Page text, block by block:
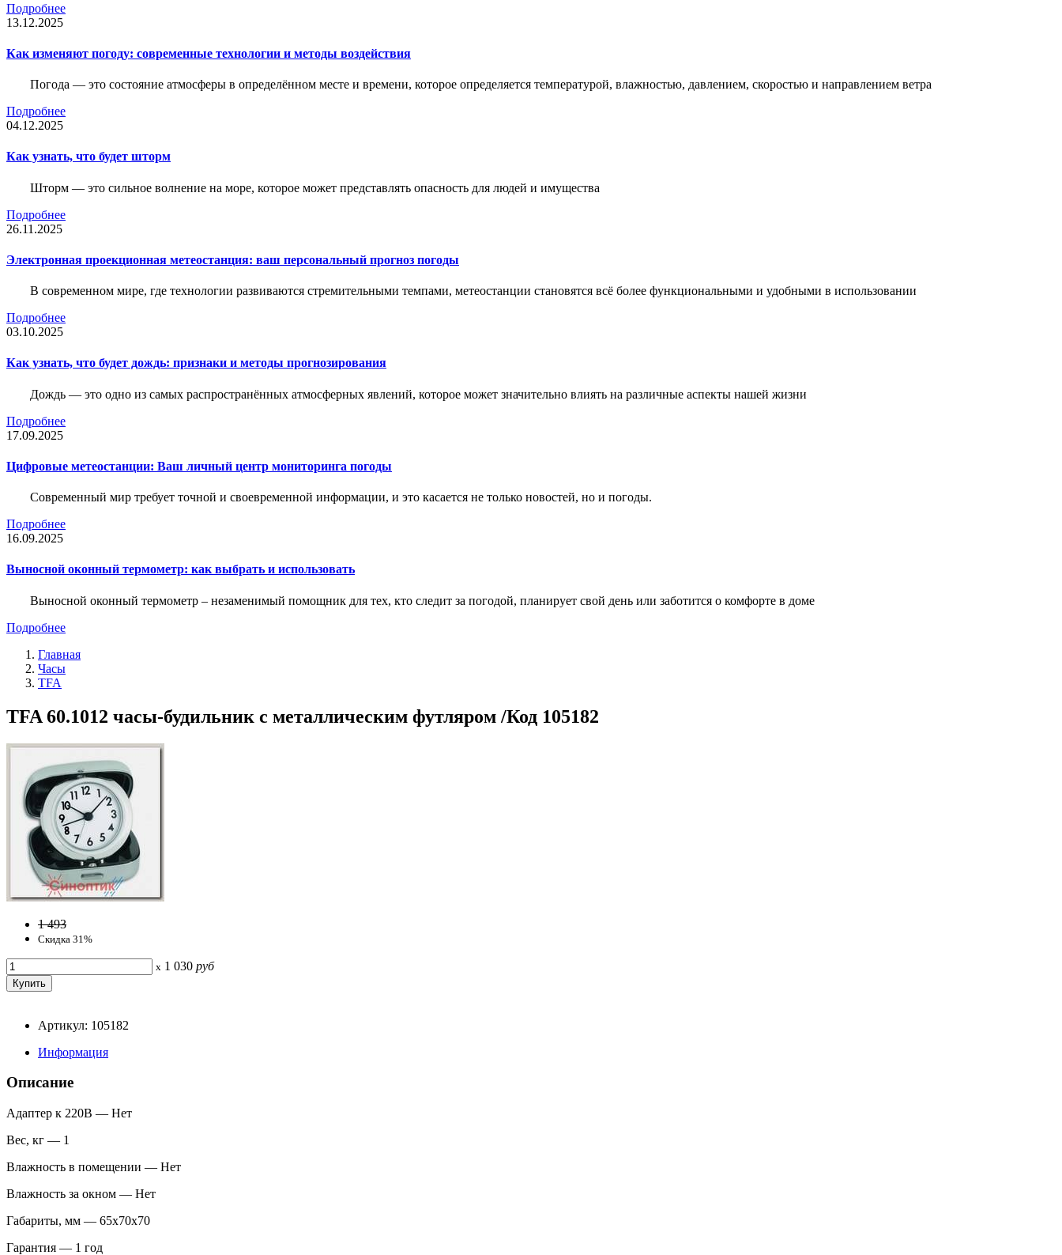
Подробнее
13.12.2025
Как изменяют погоду: современные технологии и методы воздействия
Погода — это состояние атмосферы в определённом месте и времени, которое определяется температурой, влажностью, давлением, скоростью и направлением ветра
Подробнее
04.12.2025
Как узнать, что будет шторм
Шторм — это сильное волнение на море, которое может представлять опасность для людей и имущества
Подробнее
26.11.2025
Электронная проекционная метеостанция: ваш персональный прогноз погоды
В современном мире, где технологии развиваются стремительными темпами, метеостанции становятся всё более функциональными и удобными в использовании
Подробнее
03.10.2025
Как узнать, что будет дождь: признаки и методы прогнозирования
Дождь — это одно из самых распространённых атмосферных явлений, которое может значительно влиять на различные аспекты нашей жизни
Подробнее
17.09.2025
Цифровые метеостанции: Ваш личный центр мониторинга погоды
Современный мир требует точной и своевременной информации, и это касается не только новостей, но и погоды.
Подробнее
16.09.2025
Выносной оконный термометр: как выбрать и использовать
Выносной оконный термометр – незаменимый помощник для тех, кто следит за погодой, планирует свой день или заботится о комфорте в доме
Подробнее
Главная
Часы
TFA
TFA 60.1012 часы-будильник с металлическим футляром /Код 105182
1 493
Скидка 31%
x 1 030 руб
Артикул: 105182
Информация
Описание
Адаптер к 220В — Нет
Вес, кг — 1
Влажность в помещении — Нет
Влажность за окном — Нет
Габариты, мм — 65x70x70
Гарантия — 1 год